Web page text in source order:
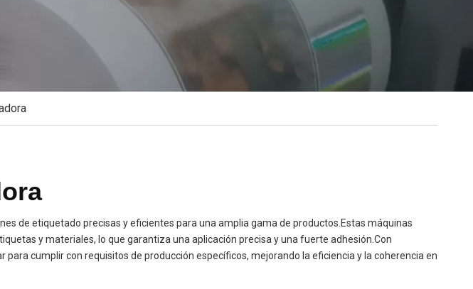
de etiquetado precisas y eficientes para una amplia gama de productos.Estas máquinas
y materiales, lo que garantiza una aplicación precisa y una fuerte adhesión.Con
cumplir con requisitos de producción específicos, mejorando la eficiencia y la coherencia en